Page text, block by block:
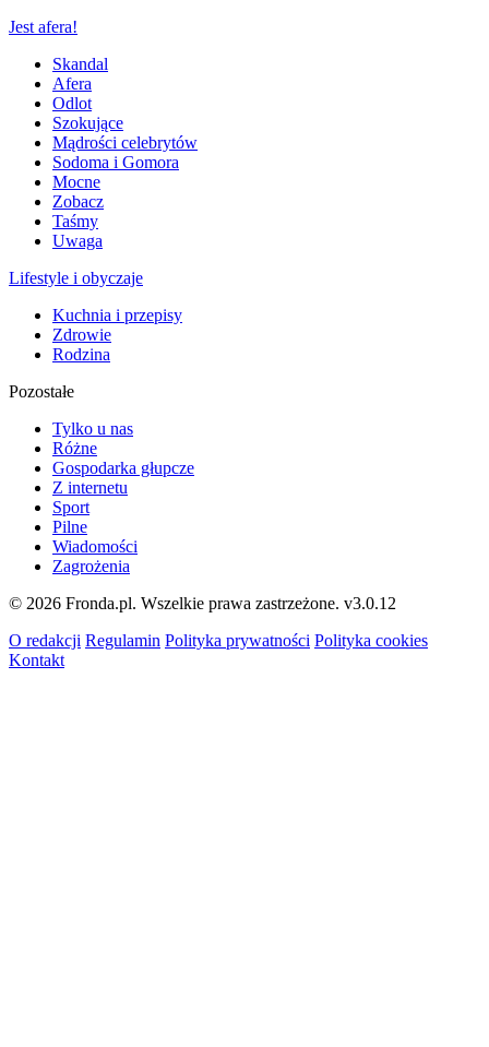
Jest afera!
Skandal
Afera
Odlot
Szokujące
Mądrości celebrytów
Sodoma i Gomora
Mocne
Zobacz
Taśmy
Uwaga
Lifestyle i obyczaje
Kuchnia i przepisy
Zdrowie
Rodzina
Pozostałe
Tylko u nas
Różne
Gospodarka głupcze
Z internetu
Sport
Pilne
Wiadomości
Zagrożenia
© 2026 Fronda.pl. Wszelkie prawa zastrzeżone. v3.0.12
O redakcji Regulamin Polityka prywatności Polityka cookies
Kontakt